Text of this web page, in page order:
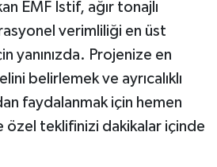
EMF İstif, ağır tonajlı
verimliliği en üst
yanınızda. Projenize en
belirlemek ve ayrıcalıklı
faydalanmak için hemen
özel teklifinizi dakikalar içinde